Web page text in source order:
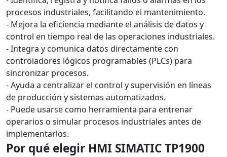
procesos industriales, facilitando el mantenimiento.
- Mejora la eficiencia mediante el análisis de datos y
control en tiempo real de las operaciones industriales.
- Integra y comunica datos directamente con
controladores lógicos programables (PLCs) para
sincronizar procesos.
- Ayuda a centralizar el control y supervisión en líneas
de producción y sistemas automatizados.
- Puede usarse como herramienta para entrenar
operarios o simular procesos industriales antes de
implementarlos.
Por qué elegir HMI SIMATIC TP1900